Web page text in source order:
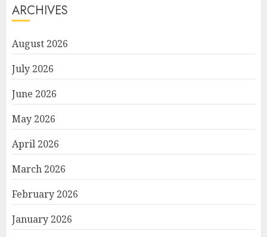
ARCHIVES
August 2026
July 2026
June 2026
May 2026
April 2026
March 2026
February 2026
January 2026